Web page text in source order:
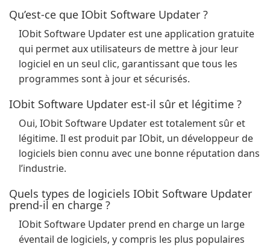
Qu’est-ce que IObit Software Updater ?
IObit Software Updater est une application gratuite
qui permet aux utilisateurs de mettre à jour leur
logiciel en un seul clic, garantissant que tous les
programmes sont à jour et sécurisés.
IObit Software Updater est-il sûr et légitime ?
Oui, IObit Software Updater est totalement sûr et
légitime. Il est produit par IObit, un développeur de
logiciels bien connu avec une bonne réputation dans
l’industrie.
Quels types de logiciels IObit Software Updater
prend-il en charge ?
IObit Software Updater prend en charge un large
éventail de logiciels, y compris les plus populaires